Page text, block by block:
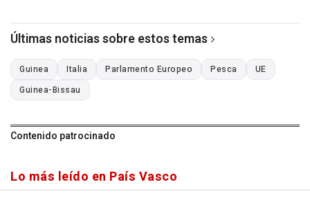
Últimas noticias sobre estos temas
Guinea Italia Parlamento Europeo Pesca
UE
Guinea-Bissau
Contenido patrocinado
Lo más leído en País Vasco